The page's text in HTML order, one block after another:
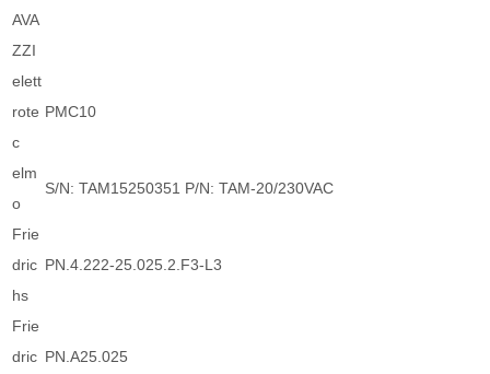
AVA
ZZI
elett
rote
c
PMC10
elm
o
S/N: TAM15250351 P/N: TAM-20/230VAC
Frie
dric
hs
PN.4.222-25.025.2.F3-L3
Frie
dric PN.A25.025